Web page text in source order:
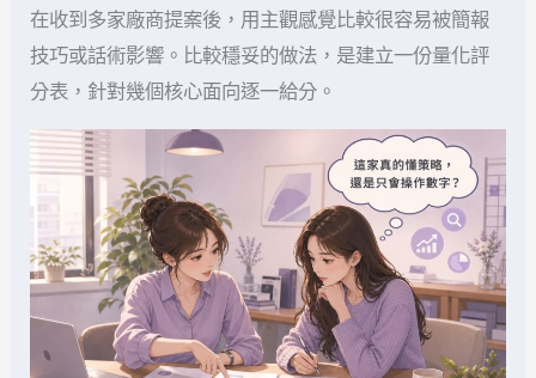
在收到多家廠商提案後，用主觀感覺比較很容易被簡報
技巧或話術影響。比較穩妥的做法，是建立一份量化評
分表，針對幾個核心面向逐一給分。